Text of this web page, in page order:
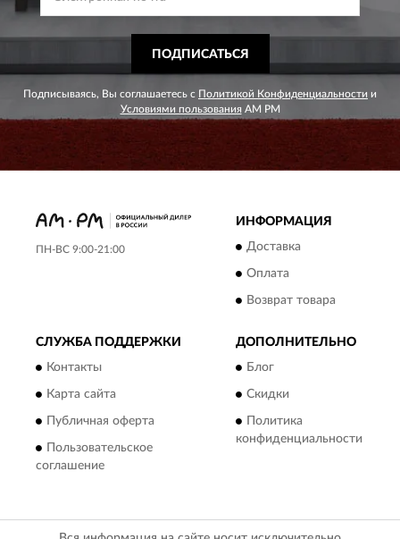
ПОДПИСАТЬСЯ
Подписываясь, Вы соглашаетесь с Политикой Конфиденциальности и
Условиями пользования AM PM
ПН-ВС 9:00-21:00
ИНФОРМАЦИЯ
Доставка
Оплата
Возврат товара
СЛУЖБА ПОДДЕРЖКИ
Контакты
Карта сайта
Публичная оферта
Пользовательское
соглашение
ДОПОЛНИТЕЛЬНО
Блог
Скидки
Политика
конфиденциальности